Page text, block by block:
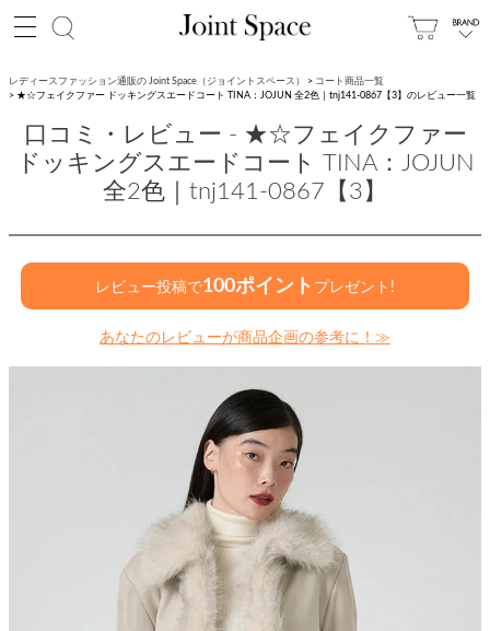
レディースファッション通販の Joint Space（ジョイントスペース）
コート商品一覧
★☆フェイクファー ドッキングスエードコート TINA：JOJUN 全2色｜tnj141-0867【3】のレビュー一覧
口コミ・レビュー - ★☆フェイクファー
ドッキングスエードコート TINA：JOJUN
全2色｜tnj141-0867【3】
レビュー投稿で100ポイント プレゼント!
あなたのレビューが商品企画の参考に！≫